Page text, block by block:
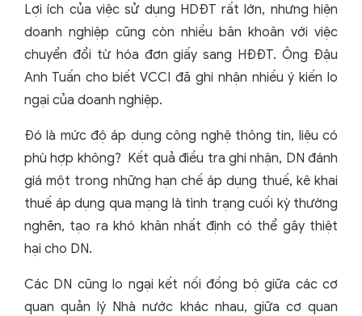
Lợi ích của việc sử dụng HDĐT rất lớn, nhưng hiện
doanh nghiệp cũng còn nhiều băn khoăn với việc
chuyển đổi từ hóa đơn giấy sang HĐĐT. Ông Đậu
Anh Tuấn cho biết VCCI đã ghi nhận nhiều ý kiến lo
ngại của doanh nghiệp.
Đó là mức độ áp dụng công nghệ thông tin, liệu có
phù hợp không? Kết quả điều tra ghi nhận, DN đánh
giá một trong những hạn chế áp dụng thuế, kê khai
thuế áp dụng qua mạng là tình trạng cuối kỳ thường
nghẽn, tạo ra khó khăn nhất định có thể gây thiệt
hại cho DN.
Các DN cũng lo ngại kết nối đồng bộ giữa các cơ
quan quản lý Nhà nước khác nhau, giữa cơ quan